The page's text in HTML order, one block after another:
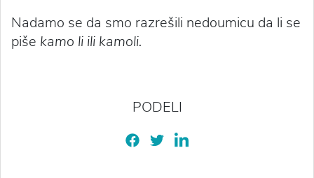
Nadamo se da smo razrešili nedoumicu da li se
piše kamo li ili kamoli.
PODELI